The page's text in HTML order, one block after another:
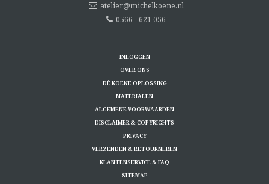
atelier@michelkoene.nl
0566 - 621 056
INLOGGEN
OVER ONS
DÉ KOENE OPLOSSING
MATERIALEN
ALGEMENE VOORWAARDEN
DISCLAIMER & COPYRIGHTS
PRIVACY
VERZENDEN & RETOURNEREN
KLANTENSERVICE & FAQ
SITEMAP